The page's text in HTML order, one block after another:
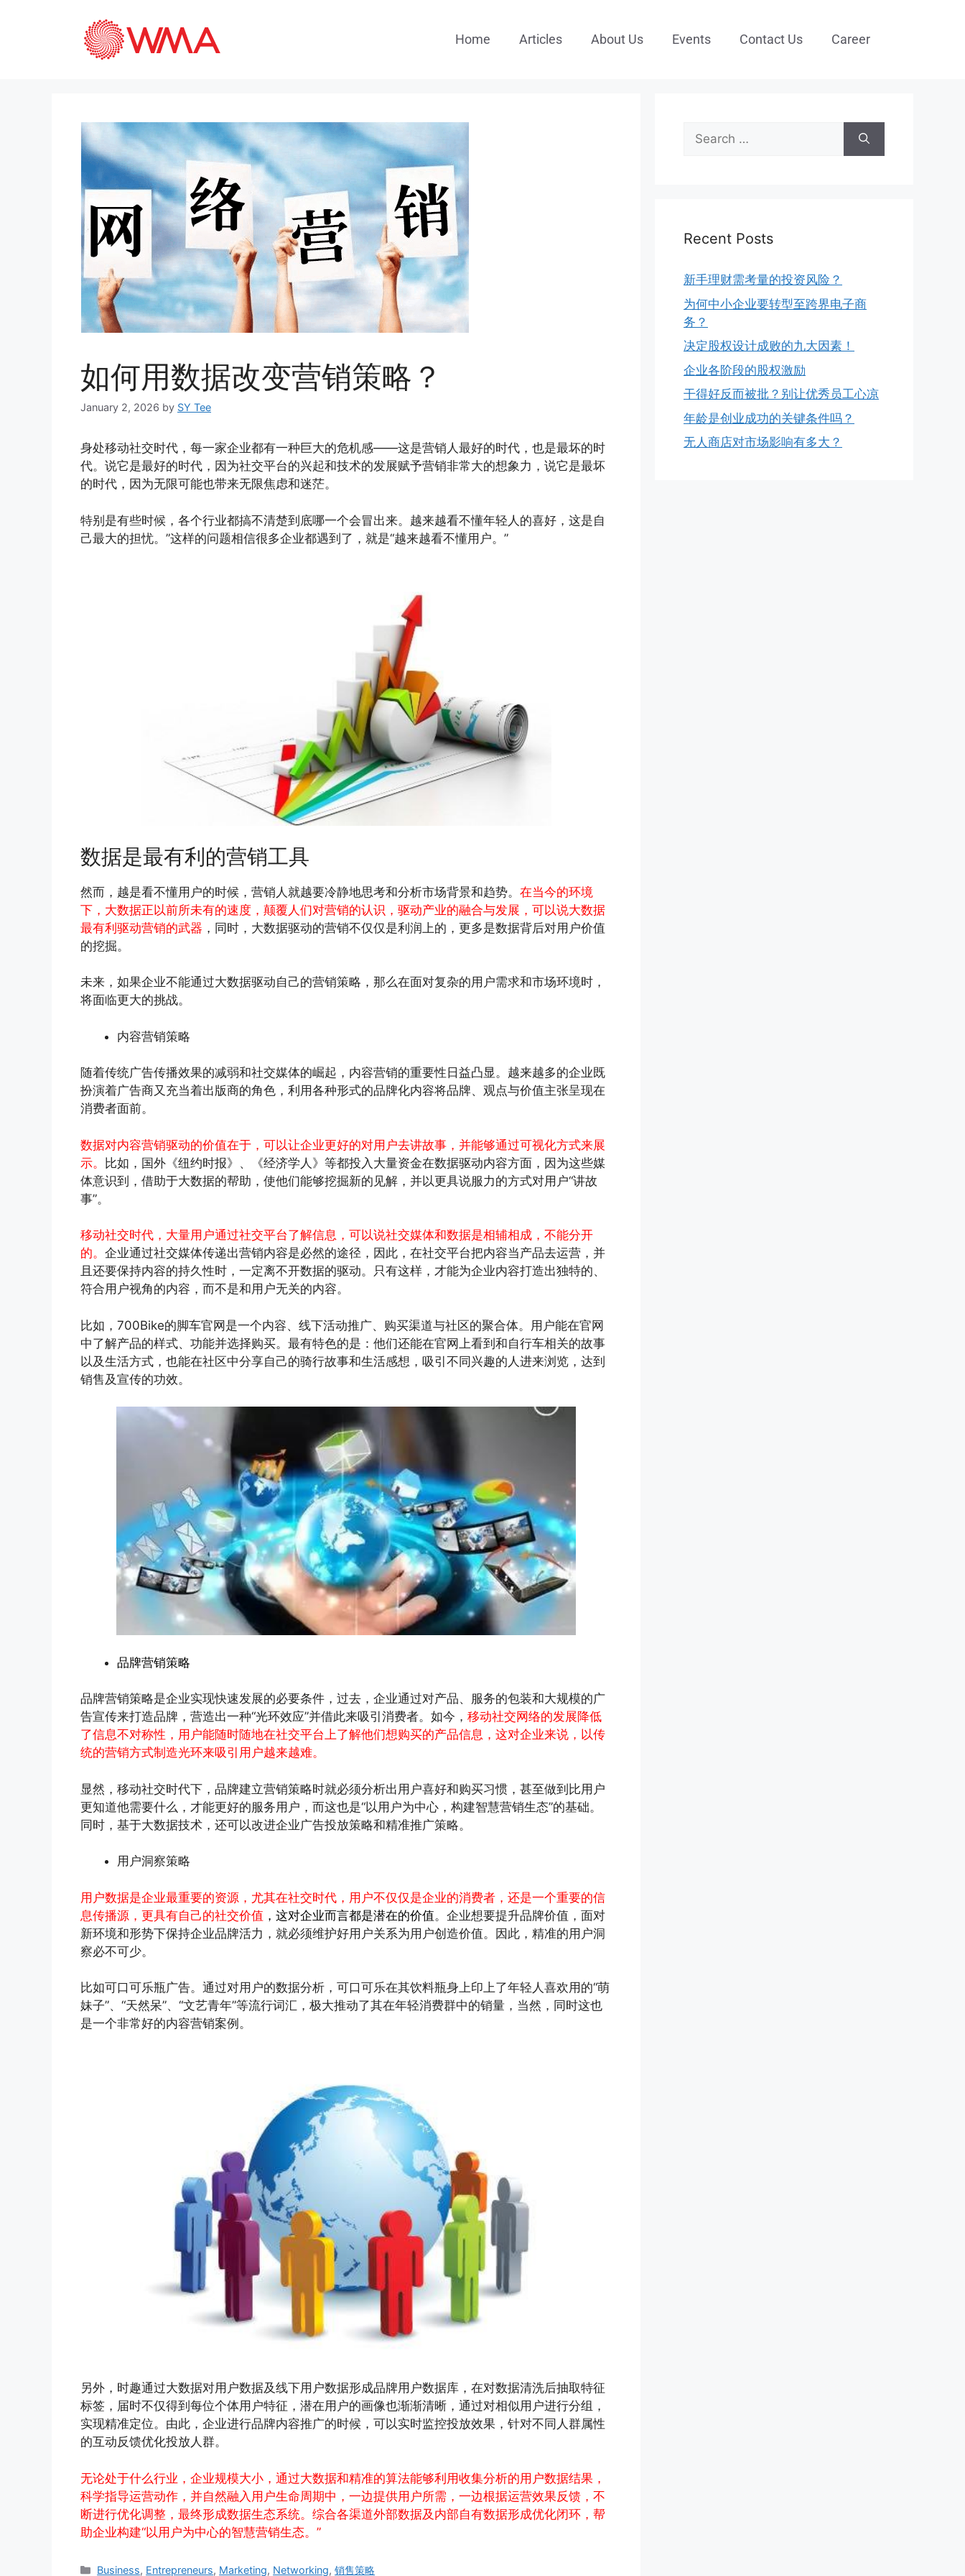
Home Articles About Us Events Contact Us Career
如何用数据改变营销策略？
January 2, 2026 by SY Tee
身处移动社交时代，每一家企业都有一种巨大的危机感——这是营销人最好的时代，也是最坏的时
代。说它是最好的时代，因为社交平台的兴起和技术的发展赋予营销非常大的想象力，说它是最坏
的时代，因为无限可能也带来无限焦虑和迷茫。
特别是有些时候，各个行业都搞不清楚到底哪一个会冒出来。越来越看不懂年轻人的喜好，这是自
己最大的担忧。”这样的问题相信很多企业都遇到了，就是“越来越看不懂用户。”
数据是最有利的营销工具
然而，越是看不懂用户的时候，营销人就越要冷静地思考和分析市场背景和趋势。 在当今的环境
下，大数据正以前所未有的速度，颠覆人们对营销的认识，驱动产业的融合与发展，可以说大数据
最有利驱动营销的武器 ，同时，大数据驱动的营销不仅仅是利润上的，更多是数据背后对用户价值
的挖掘。
未来，如果企业不能通过大数据驱动自己的营销策略，那么在面对复杂的用户需求和市场环境时，
将面临更大的挑战。
内容营销策略
随着传统广告传播效果的减弱和社交媒体的崛起，内容营销的重要性日益凸显。越来越多的企业既
扮演着广告商又充当着出版商的角色，利用各种形式的品牌化内容将品牌、观点与价值主张呈现在
消费者面前。
数据对内容营销驱动的价值在于，可以让企业更好的对用户去讲故事，并能够通过可视化方式来展
示。 比如，国外《纽约时报》、《经济学人》等都投入大量资金在数据驱动内容方面，因为这些媒
体意识到，借助于大数据的帮助，使他们能够挖掘新的见解，并以更具说服力的方式对用户“讲故
事”。
移动社交时代，大量用户通过社交平台了解信息，可以说社交媒体和数据是相辅相成，不能分开
的。 企业通过社交媒体传递出营销内容是必然的途径，因此，在社交平台把内容当产品去运营，并
且还要保持内容的持久性时，一定离不开数据的驱动。只有这样，才能为企业内容打造出独特的、
符合用户视角的内容，而不是和用户无关的内容。
比如，700Bike的脚车官网是一个内容、线下活动推广、购买渠道与社区的聚合体。用户能在官网
中了解产品的样式、功能并选择购买。最有特色的是：他们还能在官网上看到和自行车相关的故事
以及生活方式，也能在社区中分享自己的骑行故事和生活感想，吸引不同兴趣的人进来浏览，达到
销售及宣传的功效。
品牌营销策略
品牌营销策略是企业实现快速发展的必要条件，过去，企业通过对产品、服务的包装和大规模的广
告宣传来打造品牌，营造出一种“光环效应”并借此来吸引消费者。如今， 移动社交网络的发展降低
了信息不对称性，用户能随时随地在社交平台上了解他们想购买的产品信息，这对企业来说，以传
统的营销方式制造光环来吸引用户越来越难。
显然，移动社交时代下，品牌建立营销策略时就必须分析出用户喜好和购买习惯，甚至做到比用户
更知道他需要什么，才能更好的服务用户，而这也是“以用户为中心，构建智慧营销生态”的基础。
同时，基于大数据技术，还可以改进企业广告投放策略和精准推广策略。
用户洞察策略
用户数据是企业最重要的资源，尤其在社交时代，用户不仅仅是企业的消费者，还是一个重要的信
息传播源，更具有自己的社交价值 ，这对企业而言都是潜在的价值。企业想要提升品牌价值，面对
新环境和形势下保持企业品牌活力，就必须维护好用户关系为用户创造价值。因此，精准的用户洞
察必不可少。
比如可口可乐瓶广告。通过对用户的数据分析，可口可乐在其饮料瓶身上印上了年轻人喜欢用的“萌
妹子”、“天然呆”、“文艺青年”等流行词汇，极大推动了其在年轻消费群中的销量，当然，同时这也
是一个非常好的内容营销案例。
另外，时趣通过大数据对用户数据及线下用户数据形成品牌用户数据库，在对数据清洗后抽取特征
标签，届时不仅得到每位个体用户特征，潜在用户的画像也渐渐清晰，通过对相似用户进行分组，
实现精准定位。由此，企业进行品牌内容推广的时候，可以实时监控投放效果，针对不同人群属性
的互动反馈优化投放人群。
无论处于什么行业，企业规模大小，通过大数据和精准的算法能够利用收集分析的用户数据结果，
科学指导运营动作，并自然融入用户生命周期中，一边提供用户所需，一边根据运营效果反馈，不
断进行优化调整，最终形成数据生态系统。综合各渠道外部数据及内部自有数据形成优化闭环，帮
助企业构建“以用户为中心的智慧营销生态。”
Business, Entrepreneurs, Marketing, Networking,销售策略
Recent Posts
新手理财需考量的投资风险？
为何中小企业要转型至跨界电子商
务？
决定股权设计成败的九大因素！
企业各阶段的股权激励
干得好反而被批？别让优秀员工心凉
年龄是创业成功的关键条件吗？
无人商店对市场影响有多大？